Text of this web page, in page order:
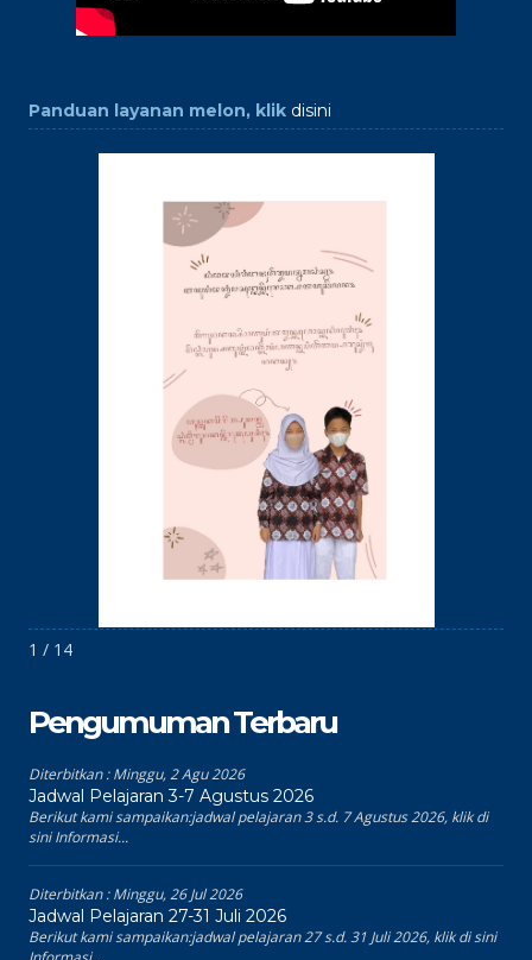
Panduan layanan melon, klik disini
1 / 14
Pengumuman Terbaru
Diterbitkan :Minggu, 2 Agu 2026
Jadwal Pelajaran 3-7 Agustus 2026
Berikut kami sampaikan:jadwal pelajaran 3 s.d. 7 Agustus 2026, klik di
sini Informasi...
Diterbitkan :Minggu, 26 Jul 2026
Jadwal Pelajaran 27-31 Juli 2026
Berikut kami sampaikan:jadwal pelajaran 27 s.d. 31 Juli 2026, klik di sini